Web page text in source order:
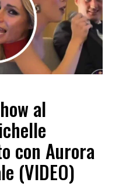
al
con Aurora
(VIDEO)